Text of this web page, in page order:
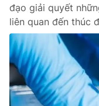
Pháp luật
Y tế
Thế giới
đạo giải quyết
liên quan đến thúc